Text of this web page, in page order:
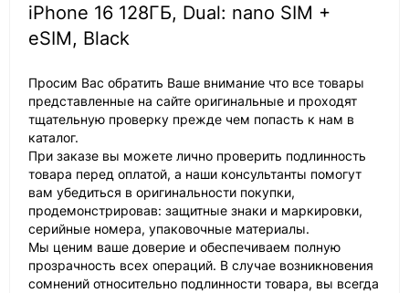
iPhone 16 128ГБ, Dual: nano SIM +
eSIM, Black
Просим Вас обратить Ваше внимание что все товары
представленные на сайте оригинальные и проходят
тщательную проверку прежде чем попасть к нам в
каталог.
При заказе вы можете лично проверить подлинность
товара перед оплатой, а наши консультанты помогут
вам убедиться в оригинальности покупки,
продемонстрировав: защитные знаки и маркировки,
серийные номера, упаковочные материалы.
Мы ценим ваше доверие и обеспечиваем полную
прозрачность всех операций. В случае возникновения
сомнений относительно подлинности товара, вы всегда